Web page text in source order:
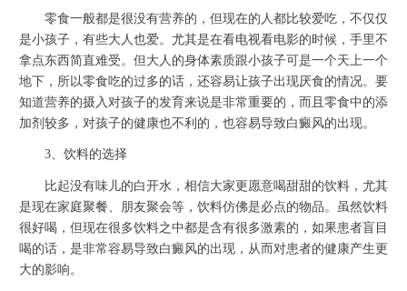
零食一般都是很没有营养的，但现在的人都比较爱吃，不仅仅
是小孩子，有些大人也爱。尤其是在看电视看电影的时候，手里不
拿点东西简直难受。但大人的身体素质跟小孩子可是一个天上一个
地下，所以零食吃的过多的话，还容易让孩子出现厌食的情况。要
知道营养的摄入对孩子的发育来说是非常重要的，而且零食中的添
加剂较多，对孩子的健康也不利的，也容易导致白癜风的出现。
3、饮料的选择
比起没有味儿的白开水，相信大家更愿意喝甜甜的饮料，尤其
是现在家庭聚餐、朋友聚会等，饮料仿佛是必点的物品。虽然饮料
很好喝，但现在很多饮料之中都是含有很多激素的，如果患者盲目
喝的话，是非常容易导致白癜风的出现，从而对患者的健康产生更
大的影响。